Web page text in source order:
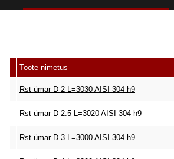
Toote nimetus
Rst ümar D 2 L=3030 AISI 304 h9
Rst ümar D 2.5 L=3020 AISI 304 h9
Rst ümar D 3 L=3000 AISI 304 h9